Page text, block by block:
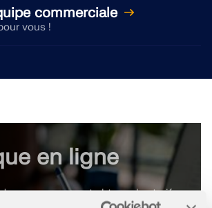
commerciale
vous !
en ligne
programmes et obtenez les tarifs